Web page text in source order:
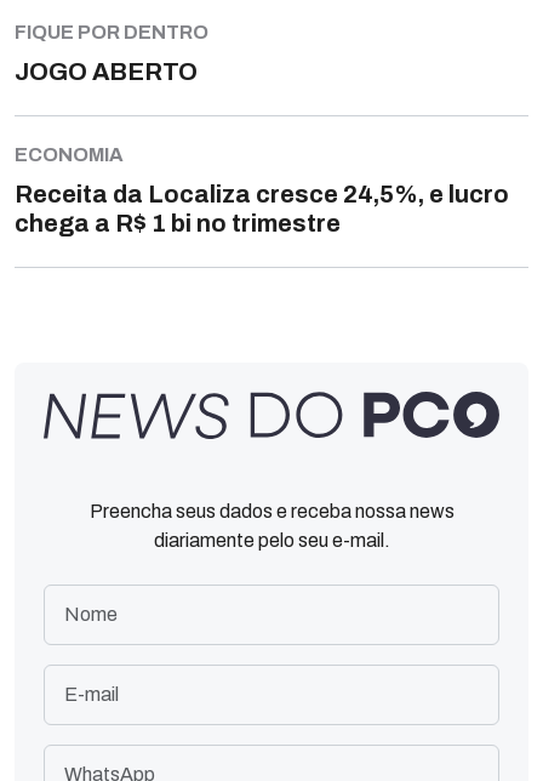
FIQUE POR DENTRO
JOGO ABERTO
ECONOMIA
Receita da Localiza cresce 24,5%, e lucro
chega a R$ 1 bi no trimestre
Preencha seus dados e receba nossa news
diariamente pelo seu e-mail.